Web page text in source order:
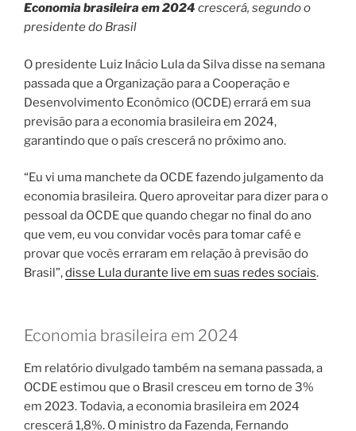
Economia brasileira em 2024 crescerá, segundo o
presidente do Brasil
O presidente Luiz Inácio Lula da Silva disse na semana
passada que a Organização para a Cooperação e
Desenvolvimento Econômico (OCDE) errará em sua
previsão para a economia brasileira em 2024,
garantindo que o país crescerá no próximo ano.
“Eu vi uma manchete da OCDE fazendo julgamento da
economia brasileira. Quero aproveitar para dizer para o
pessoal da OCDE que quando chegar no final do ano
que vem, eu vou convidar vocês para tomar café e
provar que vocês erraram em relação à previsão do
Brasil”,disse Lula durante live em suas redes sociais.
Economia brasileira em 2024
Em relatório divulgado também na semana passada, a
OCDE estimou que o Brasil cresceu em torno de 3%
em 2023. Todavia, a economia brasileira em 2024
crescerá 1,8%. O ministro da Fazenda, Fernando